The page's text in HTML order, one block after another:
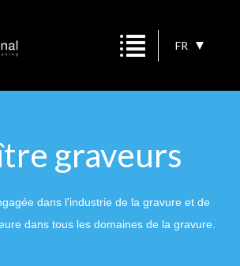
FR
graveurs
l'industrie de la gravure et de
les domaines de la gravure.